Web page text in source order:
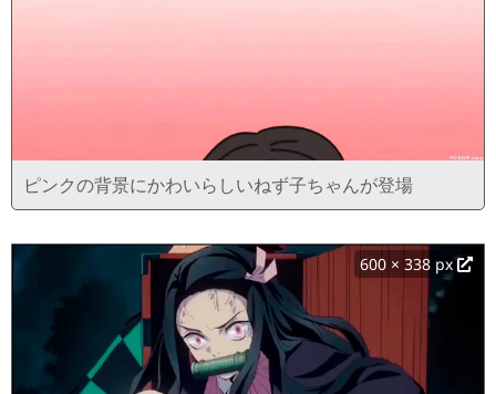
ピンクの背景にかわいらしいねず子ちゃんが登場
600 × 338 px